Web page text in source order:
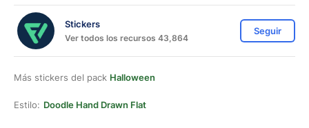
Stickers
Ver todos los recursos 43,864
Seguir
Más stickers del pack Halloween
Estilo: Doodle Hand Drawn Flat